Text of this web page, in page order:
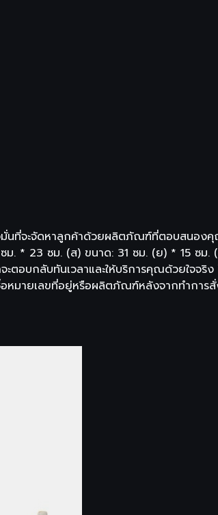
นที่จะจัดหาลูกค้าด้วยผลิตภัณฑ์ที่ตอบสนอง
ม. * 23 ซม. (ส) ขนาด: 31 ซม. (ย) * 15 ซ
บกลับทันเวลาและให้บริการคุณด้วยใจจริ
อหมายเลขที่อยู่หรือผลิตภัณฑ์หลังจากทำการ